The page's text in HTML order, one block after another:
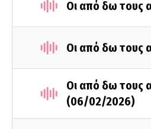
Οι από δω τους
Οι από δω τους
Οι από δω τους
(06/02/2026)